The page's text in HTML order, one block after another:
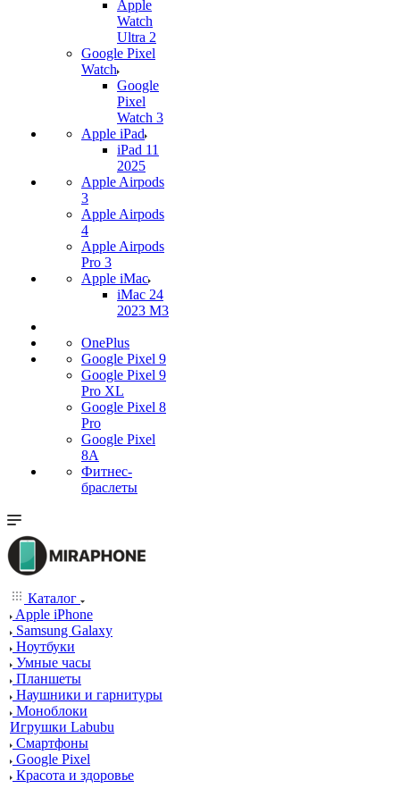
Apple
Watch
Ultra 2
Google Pixel
Watch
Google
Pixel
Watch 3
Apple iPad
iPad 11
2025
Apple Airpods
3
Apple Airpods
4
Apple Airpods
Pro 3
Apple iMac
iMac 24
2023 M3
OnePlus
Google Pixel 9
Google Pixel 9
Pro XL
Google Pixel 8
Pro
Google Pixel
8A
Фитнес-
браслеты
Каталог
Apple iPhone
Samsung Galaxy
Ноутбуки
Умные часы
Планшеты
Наушники и гарнитуры
Моноблоки
Игрушки Labubu
Смартфоны
Google Pixel
Красота и здоровье